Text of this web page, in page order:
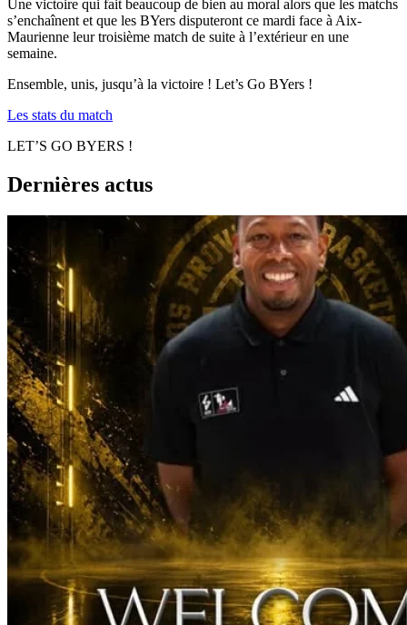
Une victoire qui fait beaucoup de bien au moral alors que les matchs
s’enchaînent et que les BYers disputeront ce mardi face à Aix-
Maurienne leur troisième match de suite à l’extérieur en une
semaine.
Ensemble, unis, jusqu’à la victoire ! Let’s Go BYers !
Les stats du match
LET’S GO BYERS !
Dernières actus